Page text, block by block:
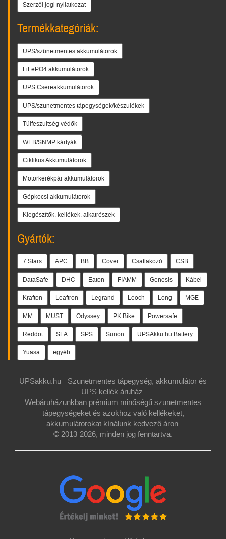
Szerzői jogi nyilatkozat
Termékkategóriák:
UPS/szünetmentes akkumulátorok
LiFePO4 akkumulátorok
UPS Csereakkumulátorok
UPS/szünetmentes tápegységek/készülékek
Túlfeszültség védők
WEB/SNMP kártyák
Ciklikus Akkumulátorok
Motorkerékpár akkumulátorok
Gépkocsi akkumulátorok
Kiegészítők, kellékek, alkatrészek
Gyártók:
7 Stars APC BB Cover Csatlakozó CSB
DataSafe DHC Eaton FIAMM Genesis Kábel
Krafton Leaftron Legrand Leoch Long MGE
MM MUST Odyssey PK Bike Powersafe
Reddot SLA SPS Sunon UPSAkku.hu Battery
Yuasa egyéb
UPSakku.hu - Szünetmentes tápegység, akkumulátor és
UPS kellék áruház.
Webáruházunkban prémium minőségű szünetmentes
tápegységeket és azokhoz való kellékeket,
akkumulátorokat kínálunk kedvező áron.
© 2013-2026, minden jog fenntartva.